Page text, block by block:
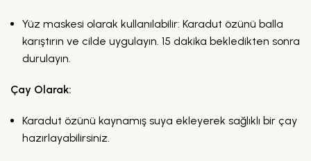
Yüz maskesi olarak kullanılabilir: Karadut özünü balla
karıştırın ve cilde uygulayın. 15 dakika bekledikten sonra
durulayın.
Çay Olarak:
Karadut özünü kaynamış suya ekleyerek sağlıklı bir çay
hazırlayabilirsiniz.